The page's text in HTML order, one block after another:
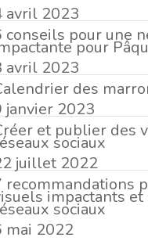
avril 2023
conseils pour une
pour
avril 2023
des
janvier 2023
et publier des
sociaux
juillet 2022
recommandations
impactants
sociaux
mai 2022